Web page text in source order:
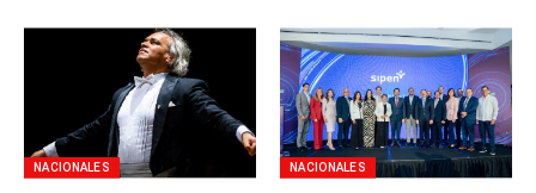
NACIONALES NACIONALES